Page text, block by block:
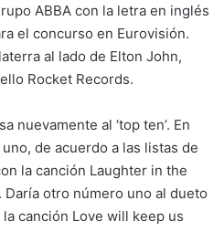
ABBA con la letra en inglés
el concurso en Eurovisión.
al lado de Elton John,
Rocket Records.
nuevamente al ‘top ten’. En
de acuerdo a las listas de
la canción Laughter in the
Daría otro número uno al dueto
canción Love will keep us